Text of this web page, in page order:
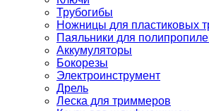
Трубогибы
Ножницы для пластиковых
Паяльники для
Аккумуляторы
Бокорезы
Электроинструмент
Дрель
Леска для триммеров